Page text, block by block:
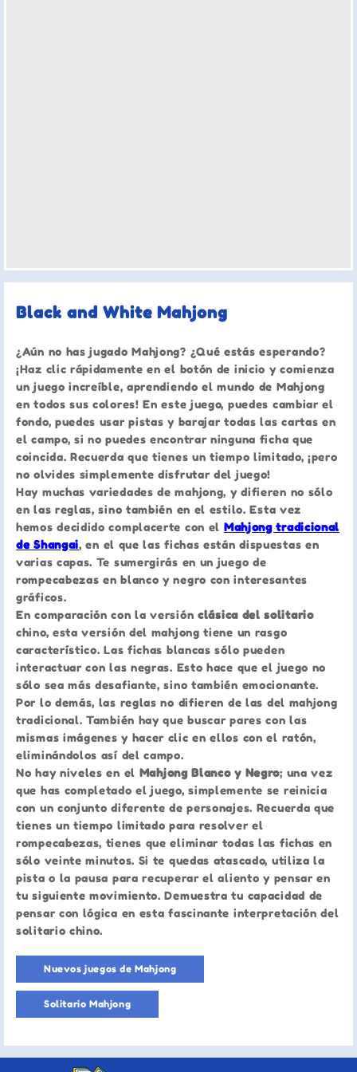
Black and White Mahjong
¿Aún no has jugado Mahjong? ¿Qué estás esperando?
¡Haz clic rápidamente en el botón de inicio y comienza
un juego increíble, aprendiendo el mundo de Mahjong
en todos sus colores! En este juego, puedes cambiar el
fondo, puedes usar pistas y barajar todas las cartas en
el campo, si no puedes encontrar ninguna ficha que
coincida. Recuerda que tienes un tiempo limitado, ¡pero
no olvides simplemente disfrutar del juego!
Hay muchas variedades de mahjong, y difieren no sólo
en las reglas, sino también en el estilo. Esta vez
hemos decidido complacerte con el Mahjong tradicional
de Shangai, en el que las fichas están dispuestas en
varias capas. Te sumergirás en un juego de
rompecabezas en blanco y negro con interesantes
gráficos.
En comparación con la versión clásica del solitario
chino, esta versión del mahjong tiene un rasgo
característico. Las fichas blancas sólo pueden
interactuar con las negras. Esto hace que el juego no
sólo sea más desafiante, sino también emocionante.
Por lo demás, las reglas no difieren de las del mahjong
tradicional. También hay que buscar pares con las
mismas imágenes y hacer clic en ellos con el ratón,
eliminándolos así del campo.
No hay niveles en el Mahjong Blanco y Negro; una vez
que has completado el juego, simplemente se reinicia
con un conjunto diferente de personajes. Recuerda que
tienes un tiempo limitado para resolver el
rompecabezas, tienes que eliminar todas las fichas en
sólo veinte minutos. Si te quedas atascado, utiliza la
pista o la pausa para recuperar el aliento y pensar en
tu siguiente movimiento. Demuestra tu capacidad de
pensar con lógica en esta fascinante interpretación del
solitario chino.
Nuevos juegos de Mahjong
Solitario Mahjong